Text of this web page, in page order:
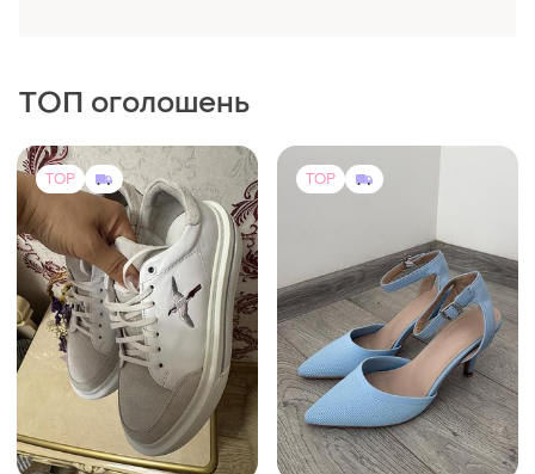
ТОП оголошень
TOP TOP